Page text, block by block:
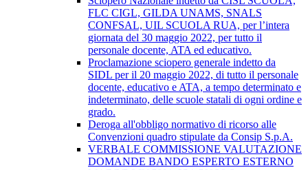
FLC CIGL, GILDA UNAMS, SNALS
CONFSAL, UIL SCUOLA RUA, per l’intera
giornata del 30 maggio 2022, per tutto il
personale docente, ATA ed educativo.
Proclamazione sciopero generale indetto da
SIDL per il 20 maggio 2022, di tutto il personale
docente, educativo e ATA, a tempo determinato e
indeterminato, delle scuole statali di ogni ordine e
grado.
Deroga all'obbligo normativo di ricorso alle
Convenzioni quadro stipulate da Consip S.p.A.
VERBALE COMMISSIONE VALUTAZIONE
DOMANDE BANDO ESPERTO ESTERNO